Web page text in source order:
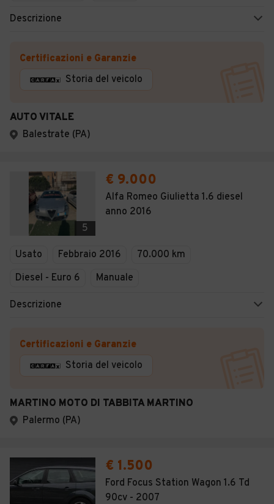
Descrizione
Certificazioni e Garanzie
Storia del veicolo
AUTO VITALE
Balestrate (PA)
5
€ 9.000
Alfa Romeo Giulietta 1.6 diesel
anno 2016
Usato Febbraio 2016
70.000 km
Diesel - Euro 6
Manuale
Descrizione
Certificazioni e Garanzie
Storia del veicolo
MARTINO MOTO DI TABBITA MARTINO
Palermo (PA)
€ 1.500
Ford Focus Station Wagon 1.6 Td
90cv - 2007